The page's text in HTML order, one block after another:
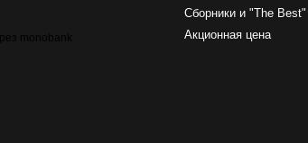
Сборники и "The Best"
Акционная цена